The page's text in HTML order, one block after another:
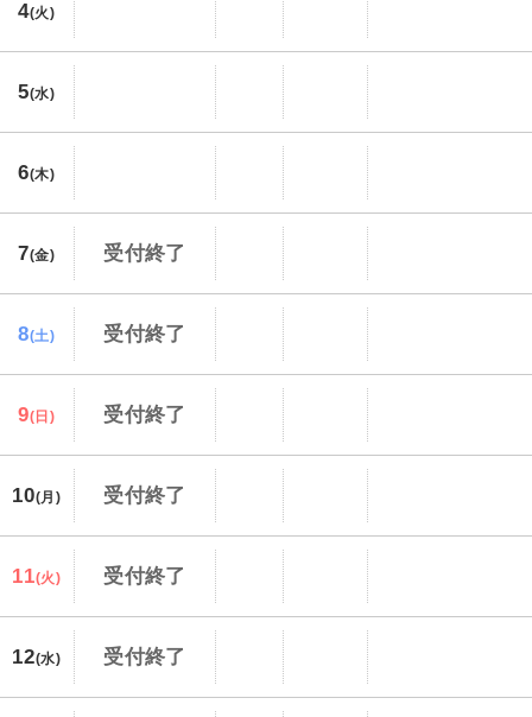
4(火)
5(水)
6(木)
7(金) 受付終了
8(土) 受付終了
9(日) 受付終了
10(月) 受付終了
11(火) 受付終了
12(水) 受付終了